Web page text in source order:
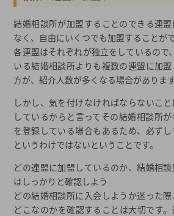
結婚相談所が加盟することのできる連
なく、自由にいくつでも加盟することがで
各連盟はそれぞれが独立をしているので
いる結婚相談所よりも複数の連盟に加
方が、紹介人数が多くなる場合があります
しかし、気を付けなければならないこ
しているからと言ってその結婚相談所
を登録している場合もあるため、必ず
というわけではないということです。
どの連盟に加盟しているのか、結婚相
はしっかりと確認しよう
どの結婚相談所に入会しようか迷った
どこなのかを確認することは大切です